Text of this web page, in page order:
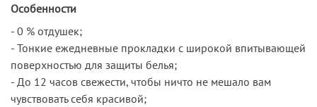
Особенности
- 0 % отдушек;
- Тонкие ежедневные прокладки с широкой впитывающей
поверхностью для защиты белья;
- До 12 часов свежести, чтобы ничто не мешало вам
чувствовать себя красивой;